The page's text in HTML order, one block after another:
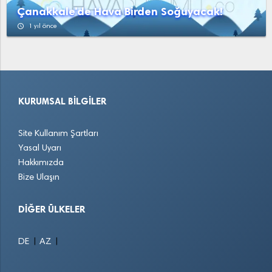
Çanakkale'de Hava Birden Soğuyacak!
access_time 1 yıl önce
KURUMSAL BILGILER
Site Kullanım Şartları
Yasal Uyarı
Hakkımızda
Bize Ulaşın
DIĞER ÜLKELER
DE AZ